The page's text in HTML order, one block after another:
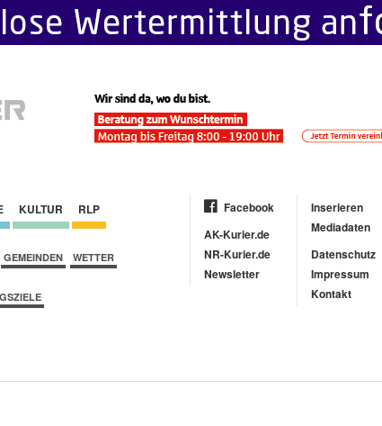
KULTUR RLP
GEMEINDEN WETTER
Facebook
AK-Kurier.de
NR-Kurier.de
Newsletter
Inserieren
Mediadaten
Datenschutz
Impressum
Kontakt